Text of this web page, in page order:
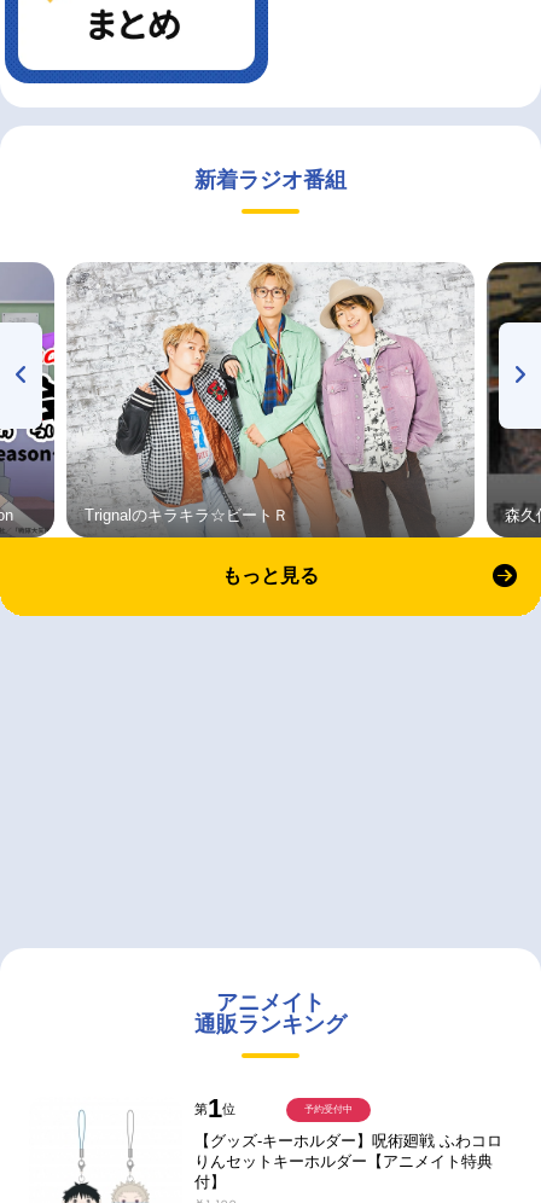
新着ラジオ番組
Trignalのキラキラ☆ビートＲ 森久
もっと見る
アニメイト
通販ランキング
第1位
【グッズ-キーホルダー】呪術廻戦 ふわコロ
りんセットキーホルダー【アニメイト特典
付】
予約受付中